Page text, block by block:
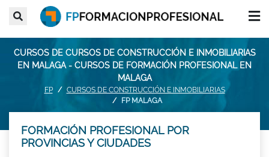
CURSOS DE CURSOS DE CONSTRUCCIÓN E INMOBILIARIAS
EN MALAGA - CURSOS DE FORMACIÓN PROFESIONAL EN
MALAGA
FP
CURSOS DE CONSTRUCCIÓN E INMOBILIARIAS
FP MALAGA
FORMACIÓN PROFESIONAL POR
PROVINCIAS Y CIUDADES